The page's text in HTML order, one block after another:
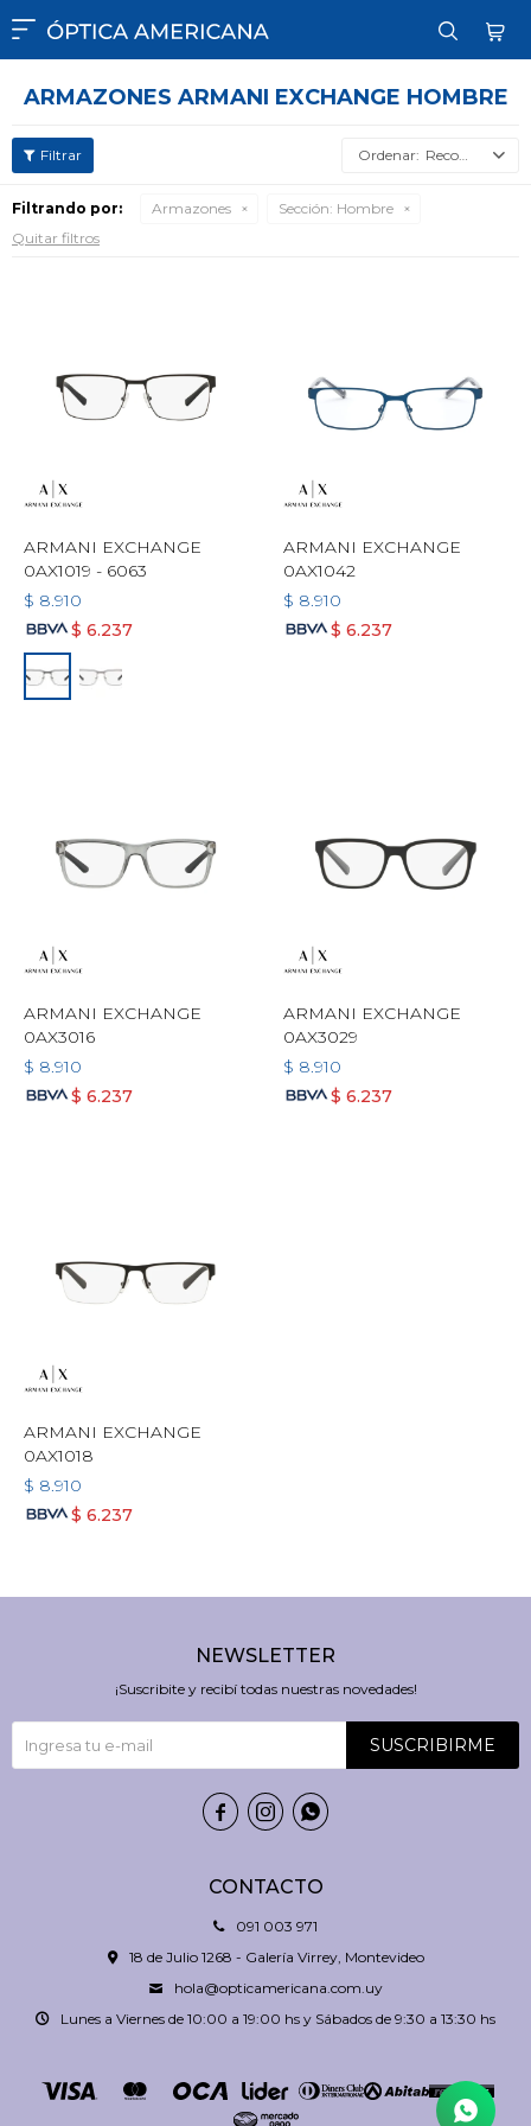

ARMAZONES ARMANI EXCHANGE HOMBRE
Recomendados
Filtrando por: Armazones Sección: Hombre
Quitar filtros
ARMANI EXCHANGE
0AX1019 - 6063
$ 8.910
$ 6.237
ARMANI EXCHANGE
0AX1042
$ 8.910
$ 6.237
ARMANI EXCHANGE
0AX3016
$ 8.910
$ 6.237
ARMANI EXCHANGE
0AX3029
$ 8.910
$ 6.237
ARMANI EXCHANGE
0AX1018
$ 8.910
$ 6.237
CONTACTO
091 003 971
18 de Julio 1268 - Galería Virrey, Montevideo
hola@opticamericana.com.uy
Lunes a Viernes de 10:00 a 19:00 hs y Sábados de 9:30 a 13:30 hs
NEWSLETTER
¡Suscribite y recibí todas nuestras novedades!
SUSCRIBIRME
  